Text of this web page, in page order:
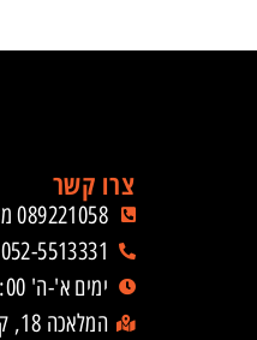
צרו קשר
089221058 משרד
052-5513331 (אליק)
ימים א'-ה' 08:00-18:00
המלאכה 18, קרית מלאכי